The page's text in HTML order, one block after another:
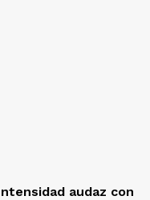
audaz con